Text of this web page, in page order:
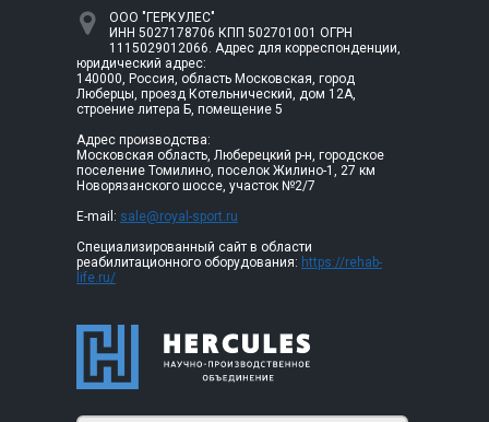
ООО "ГЕРКУЛЕС"
ИНН 5027178706 КПП 502701001 ОГРН
1115029012066. Адрес для корреспонденции,
юридический адрес:
140000, Россия, область Московская, город
Люберцы, проезд Котельнический, дом 12А,
строение литера Б, помещение 5
Адрес производства:
Московская область, Люберецкий р-н, городское
поселение Томилино, поселок Жилино-1, 27 км
Новорязанского шоссе, участок №2/7
E-mail: sale@royal-sport.ru
Специализированный сайт в области
реабилитационного оборудования: https://rehab-
life.ru/